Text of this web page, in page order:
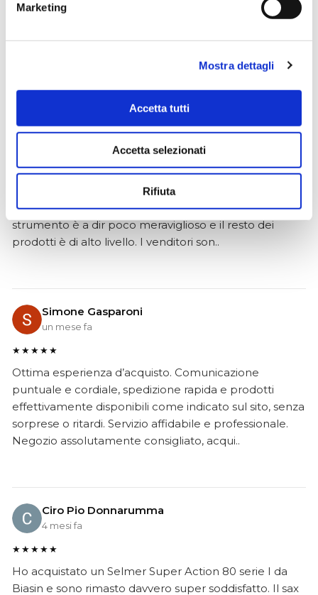
Marketing
Mostra dettagli
Accetta tutti
Accetta selezionati
Rifiuta
Ho acquistato un impianto Bose usato e ne sono
dello staff. Attrezzatura di qualità e buoni prezzi.
2 mesi fa
Ho acquistato un contrabbasso elettrico Stanzani, un
microfono professionale, amplificatore, cuffie, aste e
cavi vari come regali per il mio compagno. Lo
strumento è a dir poco meraviglioso e il resto dei
prodotti è di alto livello. I venditori son..
Simone Gasparoni
un mese fa
★★★★★
Ottima esperienza d’acquisto. Comunicazione
puntuale e cordiale, spedizione rapida e prodotti
effettivamente disponibili come indicato sul sito, senza
sorprese o ritardi. Servizio affidabile e professionale.
Negozio assolutamente consigliato, acqui..
Ciro Pio Donnarumma
4 mesi fa
★★★★★
Ho acquistato un Selmer Super Action 80 serie I da
Biasin e sono rimasto davvero super soddisfatto. Il sax